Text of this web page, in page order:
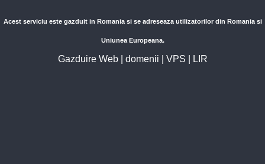
Acest serviciu este gazduit in Romania si se adreseaza utilizatorilor din Romania si
Uniunea Europeana.
Gazduire Web| domenii VPS LIR